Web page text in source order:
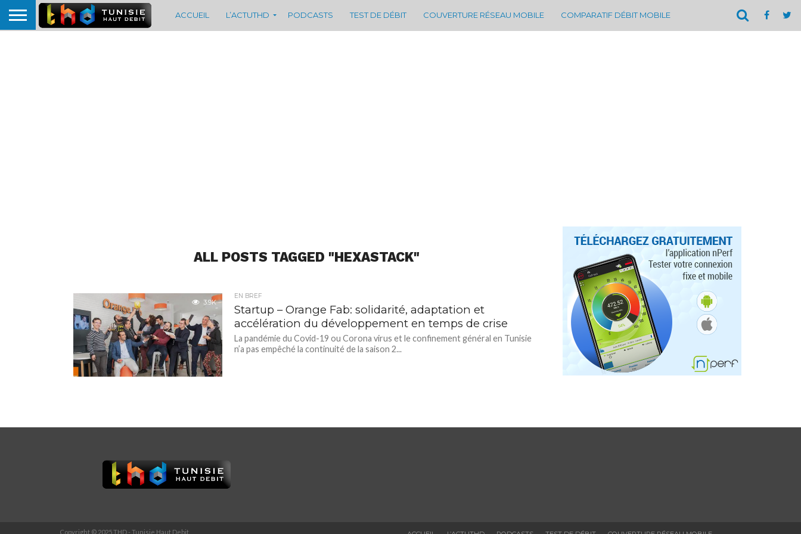
ACCUEIL L’ACTUTHD PODCASTS TEST DE DÉBIT COUVERTURE RÉSEAU MOBILE COMPARATIF DÉBIT MOBILE
ALL POSTS TAGGED "HEXASTACK"
3.9K
EN BREF
Startup – Orange Fab: solidarité, adaptation et
accélération du développement en temps de crise
La pandémie du Covid-19 ou Corona virus et le confinement général en Tunisie
n’a pas empêché la continuité de la saison 2...
Copyright © 2025 THD - Tunisie Haut Debit.